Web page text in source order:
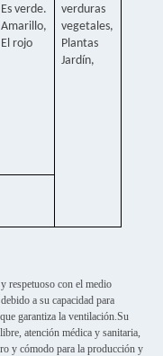
Es verde.
Amarillo,
El rojo
verduras
vegetales,
Plantas
Jardín,
respetuoso con el medio
a su capacidad para
garantiza la ventilación.Su
atención médica y sanitaria,
y cómodo para la producción y